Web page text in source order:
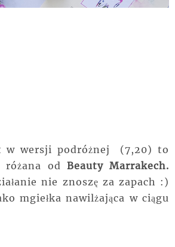
w wersji podróżnej (7,20) to
różana od Beauty Marrakech.
nie znoszę za zapach :)
mgiełka nawilżająca w ciągu